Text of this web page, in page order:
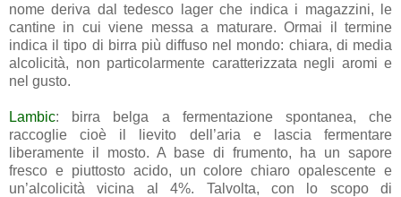
nome deriva dal tedesco lager che indica i magazzini, le
cantine in cui viene messa a maturare. Ormai il termine
indica il tipo di birra più diffuso nel mondo: chiara, di media
alcolicità, non particolarmente caratterizzata negli aromi e
nel gusto.
Lambic: birra belga a fermentazione spontanea, che
raccoglie cioè il lievito dell’aria e lascia fermentare
liberamente il mosto. A base di frumento, ha un sapore
fresco e piuttosto acido, un colore chiaro opalescente e
un’alcolicità vicina al 4%. Talvolta, con lo scopo di